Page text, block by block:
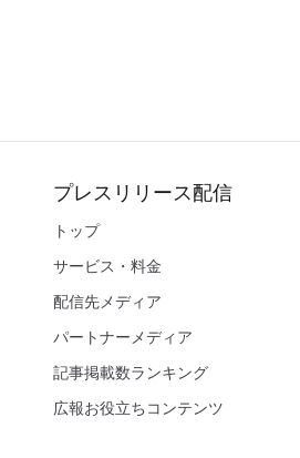
プレスリリース配信
トップ
サービス・料金
配信先メディア
パートナーメディア
記事掲載数ランキング
広報お役立ちコンテンツ